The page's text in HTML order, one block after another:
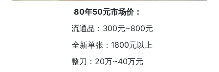
80年50元市场价：
流通品：300元~800元
全新单张：1800元以上
整刀：20万~40万元